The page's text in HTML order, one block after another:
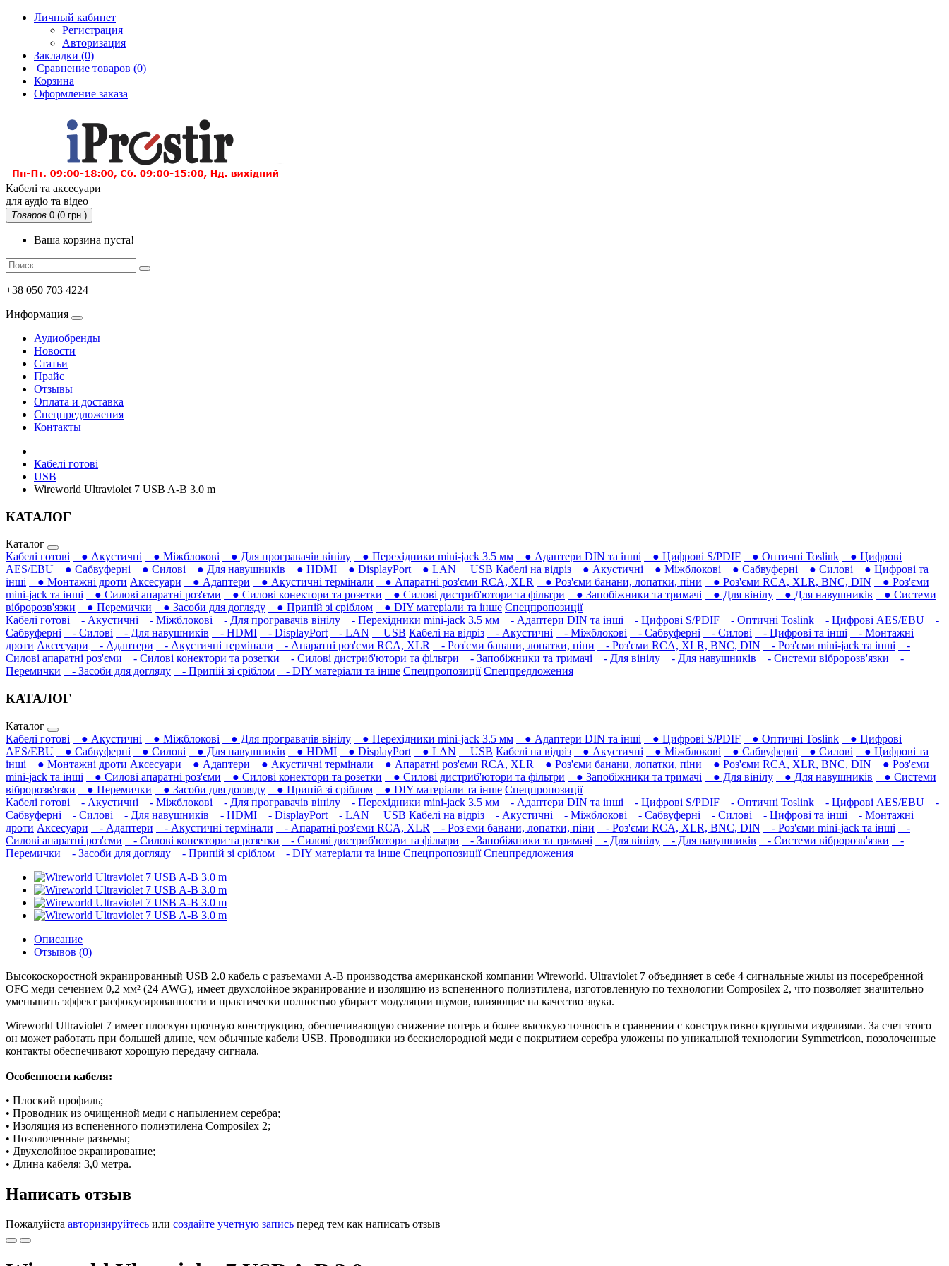
Личный кабинет
Регистрация
Авторизация
Закладки (0)
Сравнение товаров (0)
Корзина
Оформление заказа
Кабелі та аксесуари
для аудіо та відео
Товаров 0 (0 грн.)
Ваша корзина пуста!
+38 050 703 4224
Информация
Аудиобренды
Новости
Статьи
Прайс
Отзывы
Оплата и доставка
Спецпредложения
Контакты
Кабелі готові
USB
Wireworld Ultraviolet 7 USB A-B 3.0 m
КАТАЛОГ
Каталог
Кабелі готові
● Акустичні ● Міжблокові ● Для програвачів вінілу ● Перехідники mini-jack 3.5 мм ● Адаптери DIN та інші ● Цифрові S/PDIF ● Оптичні Toslink
● Цифрові
AES/EBU
● Сабвуферні ● Силові ● Для навушників‎ ● HDMI ● DisplayPort ● LAN USB Кабелі на відріз ● Акустичні ● Міжблокові ● Сабвуферні ● Силові
● Цифрові та
інші
● Монтажні дроти Аксесуари ● Адаптери ● Акустичні термінали ● Апаратні роз'єми RCA, XLR ● Роз'єми банани, лопатки, піни ● Роз'єми RCA, XLR, BNC, DIN
● Роз'єми
mini-jack та інші
● Силові апаратні роз'єми ● Силові конектори та розетки ● Силові дистриб'ютори та фільтри ● Запобіжники та тримачі ● Для вінілу ● Для навушників‎
● Системи
вібророзв'язки
● Перемички ● Засоби для догляду ● Припій зі сріблом ● DIY матеріали та інше Спецпропозиції
Кабелі готові
- Акустичні - Міжблокові - Для програвачів вінілу - Перехідники mini-jack 3.5 мм - Адаптери DIN та інші - Цифрові S/PDIF - Оптичні Toslink - Цифрові AES/EBU
-
Сабвуферні
- Силові - Для навушників‎ - HDMI - DisplayPort - LAN USB Кабелі на відріз - Акустичні - Міжблокові - Сабвуферні - Силові - Цифрові та інші
- Монтажні
дроти Аксесуари - Адаптери - Акустичні термінали - Апаратні роз'єми RCA, XLR - Роз'єми банани, лопатки, піни - Роз'єми RCA, XLR, BNC, DIN - Роз'єми mini-jack та інші
-
Силові апаратні роз'єми
- Силові конектори та розетки - Силові дистриб'ютори та фільтри - Запобіжники та тримачі - Для вінілу - Для навушників‎ - Системи вібророзв'язки
-
Перемички
- Засоби для догляду - Припій зі сріблом - DIY матеріали та інше Спецпропозиції Спецпредложения
КАТАЛОГ
Каталог
Кабелі готові
● Акустичні ● Міжблокові ● Для програвачів вінілу ● Перехідники mini-jack 3.5 мм ● Адаптери DIN та інші ● Цифрові S/PDIF ● Оптичні Toslink
● Цифрові
AES/EBU
● Сабвуферні ● Силові ● Для навушників‎ ● HDMI ● DisplayPort ● LAN USB Кабелі на відріз ● Акустичні ● Міжблокові ● Сабвуферні ● Силові
● Цифрові та
інші
● Монтажні дроти Аксесуари ● Адаптери ● Акустичні термінали ● Апаратні роз'єми RCA, XLR ● Роз'єми банани, лопатки, піни ● Роз'єми RCA, XLR, BNC, DIN
● Роз'єми
mini-jack та інші
● Силові апаратні роз'єми ● Силові конектори та розетки ● Силові дистриб'ютори та фільтри ● Запобіжники та тримачі ● Для вінілу ● Для навушників‎
● Системи
вібророзв'язки
● Перемички ● Засоби для догляду ● Припій зі сріблом ● DIY матеріали та інше Спецпропозиції
Кабелі готові
- Акустичні - Міжблокові - Для програвачів вінілу - Перехідники mini-jack 3.5 мм - Адаптери DIN та інші - Цифрові S/PDIF - Оптичні Toslink - Цифрові AES/EBU
-
Сабвуферні
- Силові - Для навушників‎ - HDMI - DisplayPort - LAN USB Кабелі на відріз - Акустичні - Міжблокові - Сабвуферні - Силові - Цифрові та інші
- Монтажні
дроти Аксесуари - Адаптери - Акустичні термінали - Апаратні роз'єми RCA, XLR - Роз'єми банани, лопатки, піни - Роз'єми RCA, XLR, BNC, DIN - Роз'єми mini-jack та інші
-
Силові апаратні роз'єми
- Силові конектори та розетки - Силові дистриб'ютори та фільтри - Запобіжники та тримачі - Для вінілу - Для навушників‎ - Системи вібророзв'язки
-
Перемички
- Засоби для догляду - Припій зі сріблом - DIY матеріали та інше Спецпропозиції Спецпредложения
Описание
Отзывов (0)
Высокоскоростной экранированный USB 2.0 кабель с разъемами A-B производства американской компании Wireworld. Ultraviolet 7 объединяет в себе 4 сигнальные жилы из посеребренной
OFC меди сечением 0,2 мм² (24 AWG), имеет двухслойное экранирование и изоляцию из вспененного полиэтилена, изготовленную по технологии Composilex 2, что позволяет значительно
уменьшить эффект расфокусированности и практически полностью убирает модуляции шумов, влияющие на качество звука.
Wireworld Ultraviolet 7 имеет плоскую прочную конструкцию, обеспечивающую снижение потерь и более высокую точность в сравнении с конструктивно круглыми изделиями. За счет этого
он может работать при большей длине, чем обычные кабели USB. Проводники из бескислородной меди с покрытием серебра уложены по уникальной технологии Symmetricon, позолоченные
контакты обеспечивают хорошую передачу сигнала.
Особенности кабеля:
• Плоский профиль;
• Проводник из очищенной меди с напылением серебра;
• Изоляция из вспененного полиэтилена Composilex 2;
• Позолоченные разъемы;
• Двухслойное экранирование;
• Длина кабеля: 3,0 метра.
Написать отзыв
Пожалуйста авторизируйтесь или создайте учетную запись перед тем как написать отзыв